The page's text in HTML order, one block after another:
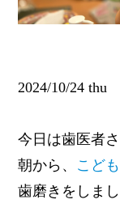
2024/10/24 thu
今日は歯医者
朝から、 こど
歯磨きをしまし